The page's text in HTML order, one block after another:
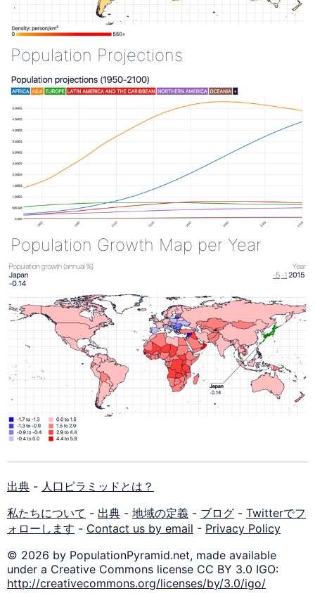
Population Projections
Population Growth Map per Year
出典 - 人口ピラミッドとは？
私たちについて - 出典 - 地域の定義 - ブログ - Twitterでフ
ォローします - Contact us by email - Privacy Policy
© 2026 by PopulationPyramid.net, made available
under a Creative Commons license CC BY 3.0 IGO:
http://creativecommons.org/licenses/by/3.0/igo/